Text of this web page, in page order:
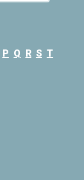
P Q R S T